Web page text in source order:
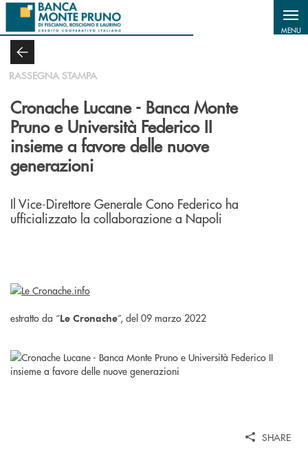
Salta al contenuto principale
MENU
RASSEGNA STAMPA
Cronache Lucane - Banca Monte
Pruno e Università Federico II
insieme a favore delle nuove
generazioni
Il Vice-Direttore Generale Cono Federico ha
ufficializzato la collaborazione a Napoli
estratto da “Le Cronache”, del 09 marzo 2022
SHARE